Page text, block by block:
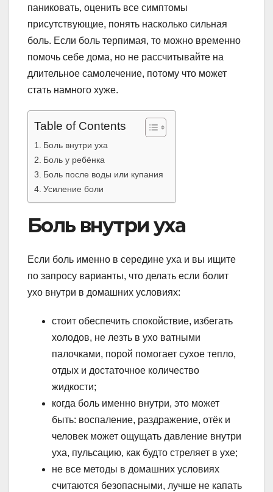
паниковать, оценить все симптомы
присутствующие, понять насколько сильная
боль. Если боль терпимая, то можно временно
помочь себе дома, но не рассчитывайте на
длительное самолечение, потому что может
стать намного хуже.
Table of Contents
Боль внутри уха
Боль у ребёнка
Боль после воды или купания
Усиление боли
Боль внутри уха
Если боль именно в середине уха и вы ищите
по запросу варианты, что делать если болит
ухо внутри в домашних условиях:
стоит обеспечить спокойствие, избегать
холодов, не лезть в ухо ватными
палочками, порой помогает сухое тепло,
отдых и достаточное количество
жидкости;
когда боль именно внутри, это может
быть: воспаление, раздражение, отёк и
человек может ощущать давление внутри
уха, пульсацию, как будто стреляет в ухе;
не все методы в домашних условиях
считаются безопасными, лучше не капать